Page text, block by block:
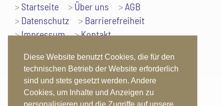
Diese Website benutzt Cookies, die für den
technischen Betrieb der Website erforderlich
sind und stets gesetzt werden. Andere
Cookies, um Inhalte und Anzeigen zu
Startseite Über uns
AGB
Datenschutz
Barrierefreiheit
Impressum
Kontakt
Nach oben
Folgen Sie uns auch unter: